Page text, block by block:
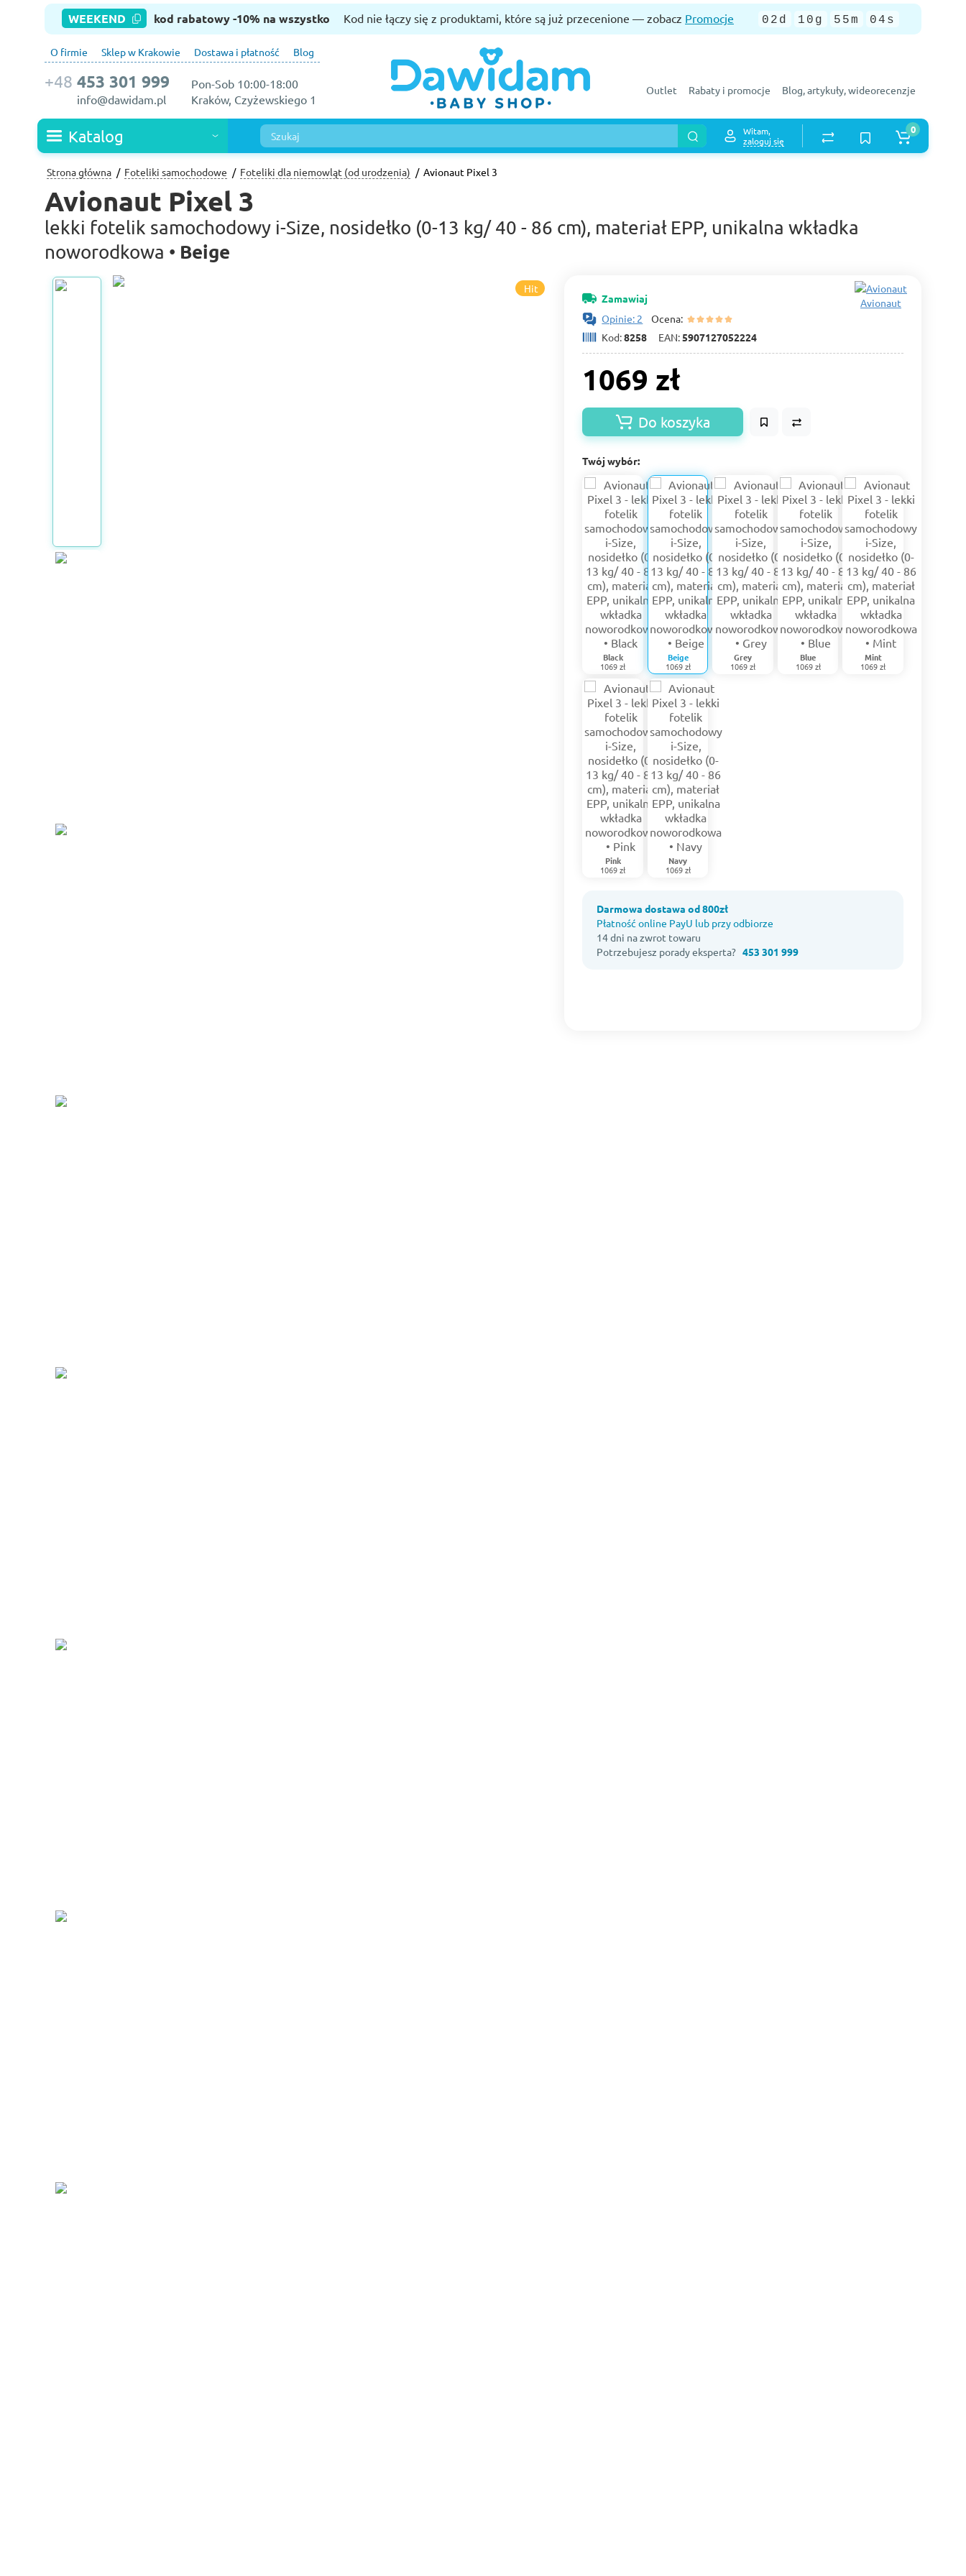
WEEKEND kod rabatowy -10% na wszystko Kod nie łączy się z produktami, które są już przecenione — zobacz Promocje 02d 10g 55m 03s
O firmie Sklep w Krakowie Dostawa i płatność Blog
Pon-Sob 10:00-18:00
Kraków, Czyżewskiego 1
+48 453 301 999
info@dawidam.pl
Outlet Rabaty i promocje Blog, artykuły, wideorecenzje
Katalog
Witam,
zaloguj się
0
Strona główna Foteliki samochodowe Foteliki dla niemowląt (od urodzenia) Avionaut Pixel 3
Avionaut Pixel 3
lekki fotelik samochodowy i-Size, nosidełko (0-13 kg/ 40 - 86 cm), materiał EPP, unikalna wkładka
noworodkowa • Beige
Hit
Zamawiaj
Opinie: 2 Ocena:
Kod:8258 EAN:5907127052224
Avionaut
1069 zł
Do koszyka
Twój wybór:
Black
1069 zł
Beige
1069 zł
Grey
1069 zł
Blue
1069 zł
Mint
1069 zł
Pink
1069 zł
Navy
1069 zł
Darmowa dostawa od 800zł
Płatność online PayU lub przy odbiorze
14 dni na zwrot towaru
Potrzebujesz porady eksperta?453 301 999